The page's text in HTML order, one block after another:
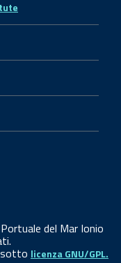
del Mar Ionio
licenza GNU/GPL.